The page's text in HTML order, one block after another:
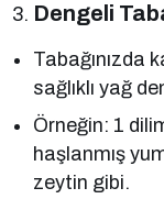
Dengeli
Tabağınızda
sağlıklı yağ
Örneğin: 1
haşlanmış
zeytin gibi.